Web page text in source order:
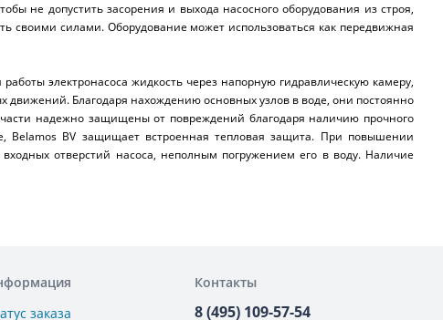
не допустить засорения и выхода насосного оборудования из строя,
своими силами. Оборудование может использоваться как передвижная
электронасоса жидкость через напорную гидравлическую камеру,
движений. Благодаря нахождению основных узлов в воде, они постоянно
надежно защищены от повреждений благодаря наличию прочного
Belamos BV защищает встроенная тепловая защита. При повышении
отверстий насоса, неполным погружением его в воду. Наличие
заказа
Контакты
8 (495) 109-57-54